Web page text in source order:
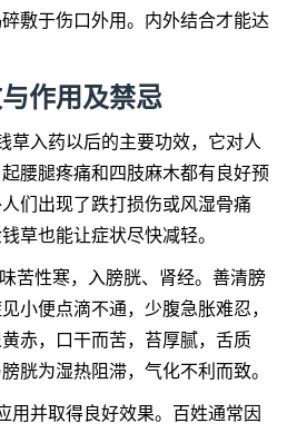
敷于伤口外用。内外结合才能达
作用及禁忌
草入药以后的主要功效，它对人
腰腿疼痛和四肢麻木都有良好预
们出现了跌打损伤或风湿骨痛
草也能让症状尽快减轻。
苦性寒，入膀胱、肾经。善清膀
小便点滴不通，少腹急胀难忍，
赤，口干而苦，苔厚腻，舌质
胱为湿热阻滞，气化不利而致。
用并取得良好效果。百姓通常因